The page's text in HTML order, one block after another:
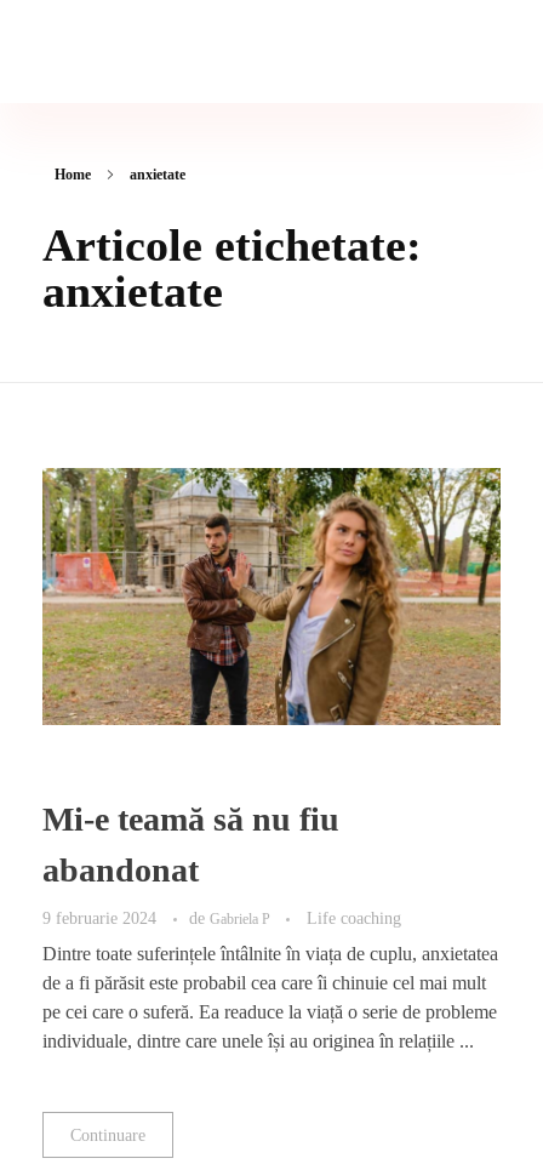
Home anxietate
Articole etichetate:
anxietate
Mi-e teamă să nu fiu
abandonat
9 februarie 2024 de Gabriela P Life coaching
Dintre toate suferințele întâlnite în viața de cuplu, anxietatea
de a fi părăsit este probabil cea care îi chinuie cel mai mult
pe cei care o suferă. Ea readuce la viață o serie de probleme
individuale, dintre care unele își au originea în relațiile ...
Continuare